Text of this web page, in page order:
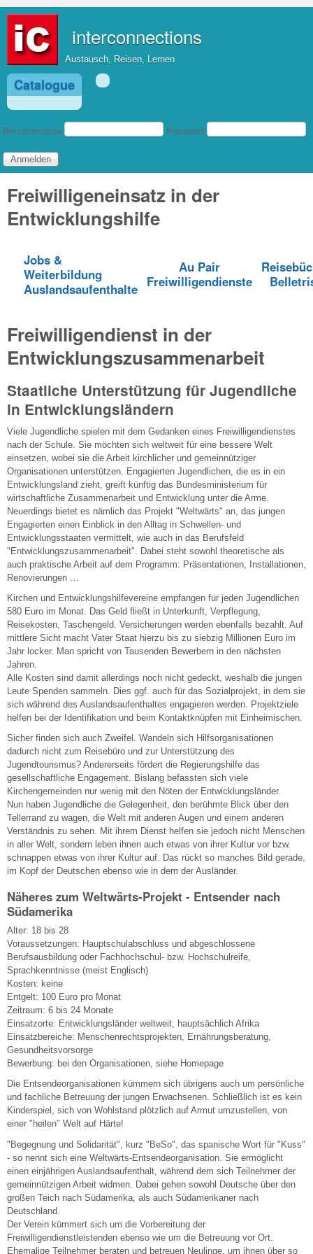
interconnections
Austausch, Reisen, Lernen
Catalogue
Benutzeranmeldung
Benutzername Passwort
Freiwilligeneinsatz in der
Entwicklungshilfe
Jobs &
Weiterbildung
Auslandsaufenthalte
Au Pair
Freiwilligendienste
Freiwilligendienst in der
Entwicklungszusammenarbeit
Staatliche Unterstützung für Jugendliche
in Entwicklungsländern
Viele Jugendliche spielen mit dem Gedanken eines Freiwilligendienstes
nach der Schule. Sie möchten sich weltweit für eine bessere Welt
einsetzen, wobei sie die Arbeit kirchlicher und gemeinnütziger
Organisationen unterstützen. Engagierten Jugendlichen, die es in ein
Entwicklungsland zieht, greift künftig das Bundesministerium für
wirtschaftliche Zusammenarbeit und Entwicklung unter die Arme.
Neuerdings bietet es nämlich das Projekt "Weltwärts" an, das jungen
Engagierten einen Einblick in den Alltag in Schwellen- und
Entwicklungsstaaten vermittelt, wie auch in das Berufsfeld
"Entwicklungszusammenarbeit". Dabei steht sowohl theoretische als
auch praktische Arbeit auf dem Programm: Präsentationen, Installationen,
Renovierungen …
Kirchen und Entwicklungshilfevereine empfangen für jeden Jugendlichen
580 Euro im Monat. Das Geld fließt in Unterkunft, Verpflegung,
Reisekosten, Taschengeld. Versicherungen werden ebenfalls bezahlt. Auf
mittlere Sicht macht Vater Staat hierzu bis zu siebzig Millionen Euro im
Jahr locker. Man spricht von Tausenden Bewerbern in den nächsten
Jahren.
Alle Kosten sind damit allerdings noch nicht gedeckt, weshalb die jungen
Leute Spenden sammeln. Dies ggf. auch für das Sozialprojekt, in dem sie
sich während des Auslandsaufenthaltes engagieren werden. Projektziele
helfen bei der Identifikation und beim Kontaktknüpfen mit Einheimischen.
Sicher finden sich auch Zweifel. Wandeln sich Hilfsorganisationen
dadurch nicht zum Reisebüro und zur Unterstützung des
Jugendtourismus? Andererseits fördert die Regierungshilfe das
gesellschaftliche Engagement. Bislang befassten sich viele
Kirchengemeinden nur wenig mit den Nöten der Entwicklungsländer.
Nun haben Jugendliche die Gelegenheit, den berühmte Blick über den
Tellerrand zu wagen, die Welt mit anderen Augen und einem anderen
Verständnis zu sehen. Mit ihrem Dienst helfen sie jedoch nicht Menschen
in aller Welt, sondern leben ihnen auch etwas von ihrer Kultur vor bzw.
schnappen etwas von ihrer Kultur auf. Das rückt so manches Bild gerade,
im Kopf der Deutschen ebenso wie in dem der Ausländer.
Näheres zum Weltwärts-Projekt - Entsender nach
Südamerika
Alter: 18 bis 28
Voraussetzungen: Hauptschulabschluss und abgeschlossene
Berufsausbildung oder Fachhochschul- bzw. Hochschulreife,
Sprachkenntnisse (meist Englisch)
Kosten: keine
Entgelt: 100 Euro pro Monat
Zeitraum: 6 bis 24 Monate
Einsatzorte: Entwicklungsländer weltweit, hauptsächlich Afrika
Einsatzbereiche: Menschenrechtsprojekten, Ernährungsberatung,
Gesundheitsvorsorge
Bewerbung: bei den Organisationen, siehe Homepage
Die Entsendeorganisationen kümmern sich übrigens auch um persönliche
und fachliche Betreuung der jungen Erwachsenen. Schließlich ist es kein
Kinderspiel, sich von Wohlstand plötzlich auf Armut umzustellen, von
einer "heilen" Welt auf Härte!
"Begegnung und Solidarität", kurz "BeSo", das spanische Wort für "Kuss"
- so nennt sich eine Weltwärts-Entsendeorganisation. Sie ermöglicht
einen einjährigen Auslandsaufenthalt, während dem sich Teilnehmer der
gemeinnützigen Arbeit widmen. Dabei gehen sowohl Deutsche über den
großen Teich nach Südamerika, als auch Südamerikaner nach
Deutschland.
Der Verein kümmert sich um die Vorbereitung der
Freiwilligendienstleistenden ebenso wie um die Betreuung vor Ort.
Ehemalige Teilnehmer beraten und betreuen Neulinge, um ihnen über so